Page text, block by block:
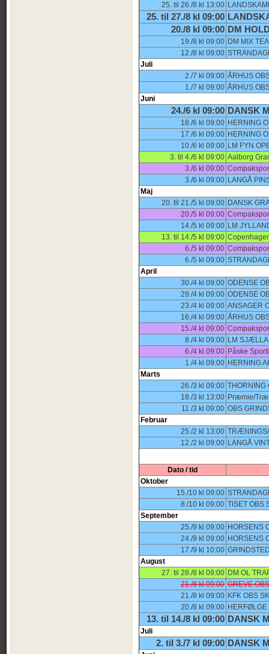
25. til 26./8 kl 13:00
25. til 27./8 kl 09:00
20./8 kl 09:00 DM
19./8 kl 09:00 DM MIX
12./8 kl 09:00
Juli
2./7 kl 09:00 ÅRHUS
1./7 kl 09:00 ÅRHUS
Juni
24./6 kl 09:00 DANSK
18./6 kl 09:00 HERNING
17./6 kl 09:00 HERNING
10./6 kl 09:00 LM FYN
3. til 4./6 kl 09:00 Aalborg
3./6 kl 09:00
3./6 kl 09:00 LANGÅ
Maj
20. til 21./5 kl 09:00 DANSK
20./5 kl 09:00
14./5 kl 09:00 LM
13. til 14./5 kl 09:00
6./5 kl 09:00
6./5 kl 09:00
April
30./4 kl 09:00 ODENSE
29./4 kl 09:00 ODENSE
23./4 kl 09:00 ANSAGER
16./4 kl 09:00 ÅRHUS
15./4 kl 09:00
8./4 kl 09:00 LM
6./4 kl 09:00 Påske
1./4 kl 09:00 HERNING
Marts
26./3 kl 09:00 THORNING
18./3 kl 13:00 Præmie/
11./3 kl 09:00 OBS
Februar
25./2 kl 13:00
12./2 kl 09:00 LANGÅ
Dato / tid
Oktober
15./10 kl 09:00
8./10 kl 09:00 TISET OBS
September
25./9 kl 09:00 HORSENS
24./9 kl 09:00 HORSENS
17./9 kl 10:00
August
27. til 28./8 kl 09:00 DM OL
21./8 kl 09:00 GREVE
21./8 kl 09:00 KFK OBS
20./8 kl 09:00 HERFØLGE
13. til 14./8 kl 09:00 DANSK
Juli
2. til 3./7 kl 09:00 DANSK